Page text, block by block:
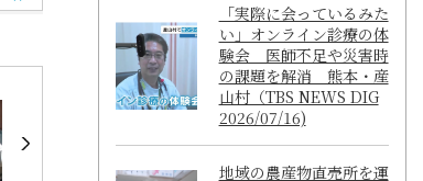
「実際に会っているみた
い」オンライン診療の体
験会 医師不足や災害時
の課題を解消 熊本・産
山村（TBS NEWS DIG
2026/07/16)
地域の農産物直売所を運